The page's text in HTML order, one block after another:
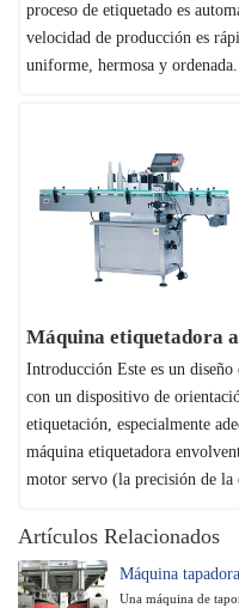
proceso de etiquetado es
velocidad de producción es
uniforme, hermosa y
Máquina etiquetadora
Introducción Este es un diseño
con un dispositivo de
etiquetación, especialmente
máquina etiquetadora
motor servo (la precisión de la
Artículos Relacionados
Máquina
Una máquina de